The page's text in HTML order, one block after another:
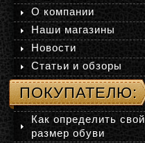
О компании
Наши магазины
Новости
Статьи и обзоры
ПОКУПАТЕЛЮ:
Как определить свой
размер обуви